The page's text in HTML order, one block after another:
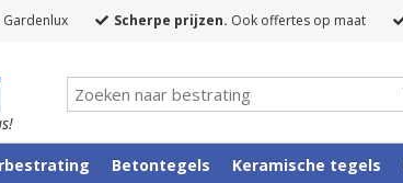
Gardenlux Scherpe prijzen. Ook offertes op maat
Betontegels Keramische tegels